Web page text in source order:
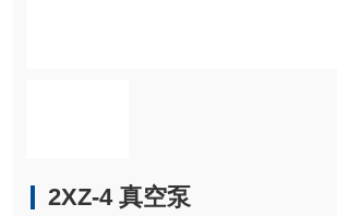
2XZ-4 真空泵